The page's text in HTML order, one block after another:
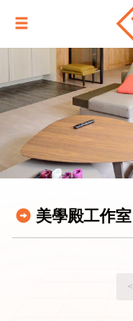
美學殿工作室
<